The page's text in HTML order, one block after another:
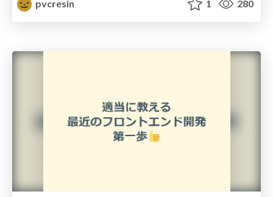
pvcresin
1 280